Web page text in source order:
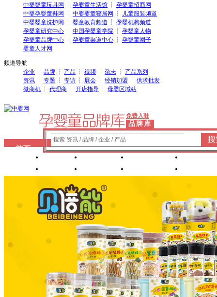
中婴婴童玩具网
┆ 孕婴童生活馆 ┆ 孕婴童招商网
中婴孕婴童鞋网
┆ 中婴婴童寝居网 ┆
儿童服装频道
中婴婴童洗护网
┆ 婴童教育频道 ┆ 孕婴机构频道
孕婴童研究中心 ┆ 中国孕婴童学院 ┆ 孕婴童人物
孕婴童品牌中心 ┆ 孕婴童渠道中心 ┆ 孕婴童圈子
婴童人才网
频道导航
企业 ┆ 品牌 ┆ 产品 ┆ 视频 ┆ 杂志 ┆ 产品系列
资讯 ┆ 专题 ┆ 专访 ┆ 展会 ┆ 经销加盟 ┆ 供求批发
微商机 ┆ 代理商 ┆ 开店指导 ┆ 母婴区域站
免费入驻
品牌库
搜索 资讯 / 品牌 / 企业 / 产品
搜
首页